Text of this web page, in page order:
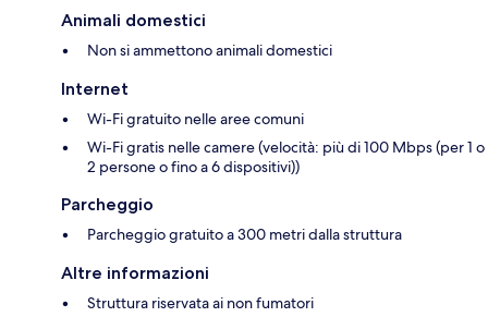
Animali domestici
Non si ammettono animali domestici
Internet
Wi-Fi gratuito nelle aree comuni
Wi-Fi gratis nelle camere (velocità: più di 100 Mbps (per 1 o
2 persone o fino a 6 dispositivi))
Parcheggio
Parcheggio gratuito a 300 metri dalla struttura
Altre informazioni
Struttura riservata ai non fumatori